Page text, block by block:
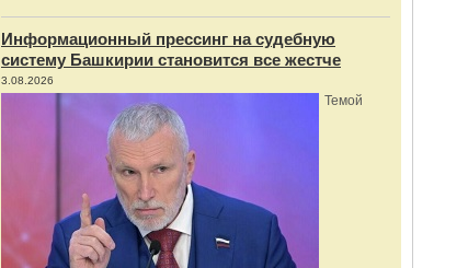
Информационный прессинг на судебную
систему Башкирии становится все жестче
3.08.2026
Темой